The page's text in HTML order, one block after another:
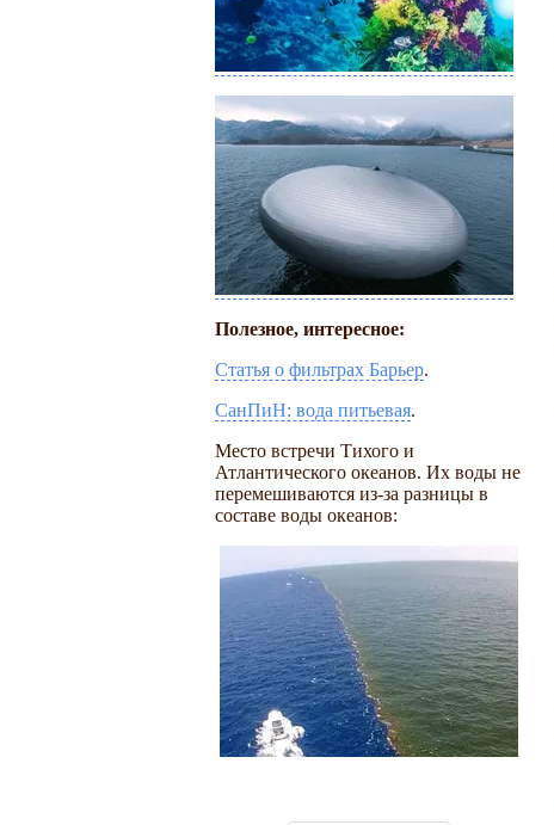
Полезное, интересное:
Статья о фильтрах Барьер.
СанПиН: вода питьевая.
Место встречи Тихого и
Атлантического океанов. Их воды не
перемешиваются из-за разницы в
составе воды океанов: